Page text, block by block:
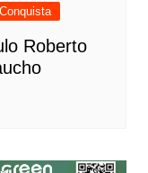
Roberto